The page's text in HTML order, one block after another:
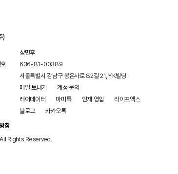
)
장민후
636-81-00389
서울특별시 강남구 봉은사로 82길 21, YK빌딩
메일 보내기
계정 문의
레어데이터 마미톡 인재 영입
라이프엑스
블로그
카카오톡
침
Rights Reserved.